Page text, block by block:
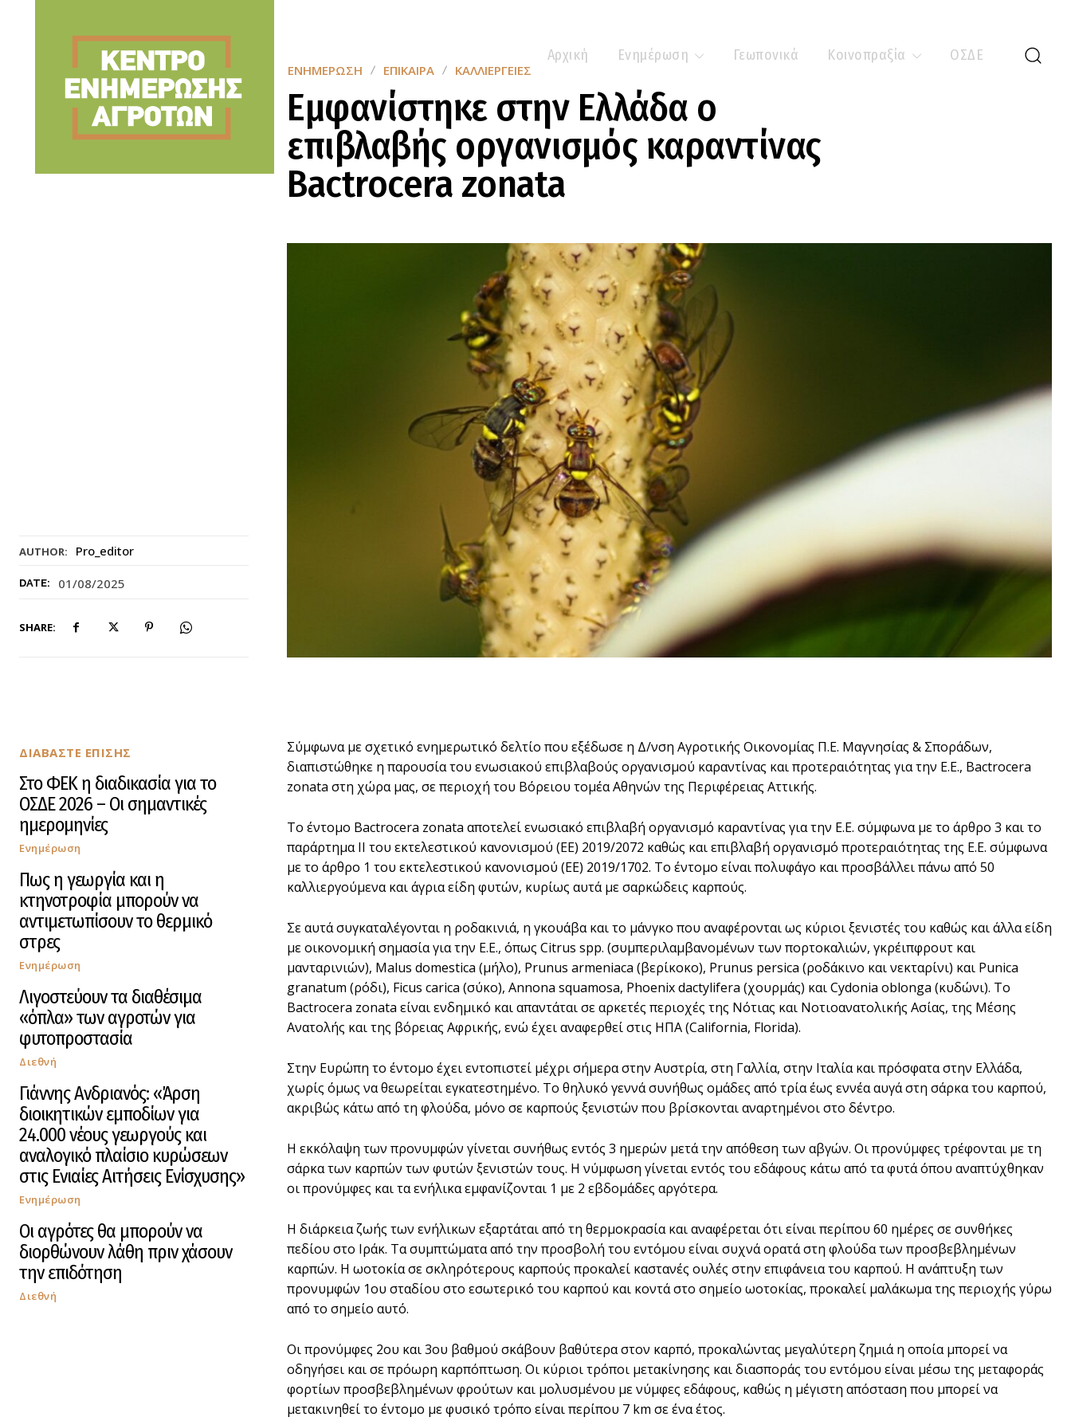
Αρχική Ενημέρωση Γεωπονικά Κοινοπραξία ΟΣΔΕ
AUTHOR: Pro_editor
DATE: 01/08/2025
SHARE:
ΕΝΗΜΈΡΩΣΗ ΕΠΊΚΑΙΡΑ ΚΑΛΛΙΈΡΓΕΙΕΣ
Εμφανίστηκε στην Ελλάδα ο
επιβλαβής οργανισμός καραντίνας
Bactrocera zonata
ΔΙΑΒΑΣΤΕ ΕΠΙΣΗΣ
Στο ΦΕΚ η διαδικασία για το
ΟΣΔΕ 2026 – Οι σημαντικές
ημερομηνίες
Ενημέρωση
Πως η γεωργία και η
κτηνοτροφία μπορούν να
αντιμετωπίσουν το θερμικό
στρες
Ενημέρωση
Λιγοστεύουν τα διαθέσιμα
«όπλα» των αγροτών για
φυτοπροστασία
Διεθνή
Γιάννης Ανδριανός: «Άρση
διοικητικών εμποδίων για
24.000 νέους γεωργούς και
αναλογικό πλαίσιο κυρώσεων
στις Ενιαίες Αιτήσεις Ενίσχυσης»
Ενημέρωση
Οι αγρότες θα μπορούν να
διορθώνουν λάθη πριν χάσουν
την επιδότηση
Διεθνή
Σύμφωνα με σχετικό ενημερωτικό δελτίο που εξέδωσε η Δ/νση Αγροτικής Οικονομίας Π.Ε. Μαγνησίας & Σποράδων,
διαπιστώθηκε η παρουσία του ενωσιακού επιβλαβούς οργανισμού καραντίνας και προτεραιότητας για την Ε.Ε., Bactrocera
zonata στη χώρα μας, σε περιοχή του Βόρειου τομέα Αθηνών της Περιφέρειας Αττικής.
Το έντομο Bactrocera zonata αποτελεί ενωσιακό επιβλαβή οργανισμό καραντίνας για την Ε.Ε. σύμφωνα με το άρθρο 3 και το
παράρτημα ΙΙ του εκτελεστικού κανονισμού (ΕΕ) 2019/2072 καθώς και επιβλαβή οργανισμό προτεραιότητας της Ε.Ε. σύμφωνα
με το άρθρο 1 του εκτελεστικού κανονισμού (ΕΕ) 2019/1702. Το έντομο είναι πολυφάγο και προσβάλλει πάνω από 50
καλλιεργούμενα και άγρια είδη φυτών, κυρίως αυτά με σαρκώδεις καρπούς.
Σε αυτά συγκαταλέγονται η ροδακινιά, η γκουάβα και το μάνγκο που αναφέρονται ως κύριοι ξενιστές του καθώς και άλλα είδη
με οικονομική σημασία για την Ε.Ε., όπως Citrus spp. (συμπεριλαμβανομένων των πορτοκαλιών, γκρέιπφρουτ και
μανταρινιών), Malus domestica (μήλο), Prunus armeniaca (βερίκοκο), Prunus persica (ροδάκινο και νεκταρίνι) και Punica
granatum (ρόδι), Ficus carica (σύκο), Annona squamosa, Phoenix dactylifera (χουρμάς) και Cydonia oblonga (κυδώνι). Το
Bactrocera zonata είναι ενδημικό και απαντάται σε αρκετές περιοχές της Νότιας και Νοτιοανατολικής Ασίας, της Μέσης
Ανατολής και της βόρειας Αφρικής, ενώ έχει αναφερθεί στις ΗΠΑ (California, Florida).
Στην Ευρώπη το έντομο έχει εντοπιστεί μέχρι σήμερα στην Αυστρία, στη Γαλλία, στην Ιταλία και πρόσφατα στην Ελλάδα,
χωρίς όμως να θεωρείται εγκατεστημένο. Το θηλυκό γεννά συνήθως ομάδες από τρία έως εννέα αυγά στη σάρκα του καρπού,
ακριβώς κάτω από τη φλούδα, μόνο σε καρπούς ξενιστών που βρίσκονται αναρτημένοι στο δέντρο.
Η εκκόλαψη των προνυμφών γίνεται συνήθως εντός 3 ημερών μετά την απόθεση των αβγών. Οι προνύμφες τρέφονται με τη
σάρκα των καρπών των φυτών ξενιστών τους. Η νύμφωση γίνεται εντός του εδάφους κάτω από τα φυτά όπου αναπτύχθηκαν
οι προνύμφες και τα ενήλικα εμφανίζονται 1 με 2 εβδομάδες αργότερα.
Η διάρκεια ζωής των ενήλικων εξαρτάται από τη θερμοκρασία και αναφέρεται ότι είναι περίπου 60 ημέρες σε συνθήκες
πεδίου στο Ιράκ. Τα συμπτώματα από την προσβολή του εντόμου είναι συχνά ορατά στη φλούδα των προσβεβλημένων
καρπών. Η ωοτοκία σε σκληρότερους καρπούς προκαλεί καστανές ουλές στην επιφάνεια του καρπού. Η ανάπτυξη των
προνυμφών 1ου σταδίου στο εσωτερικό του καρπού και κοντά στο σημείο ωοτοκίας, προκαλεί μαλάκωμα της περιοχής γύρω
από το σημείο αυτό.
Οι προνύμφες 2ου και 3ου βαθμού σκάβουν βαθύτερα στον καρπό, προκαλώντας μεγαλύτερη ζημιά η οποία μπορεί να
οδηγήσει και σε πρόωρη καρπόπτωση. Οι κύριοι τρόποι μετακίνησης και διασποράς του εντόμου είναι μέσω της μεταφοράς
φορτίων προσβεβλημένων φρούτων και μολυσμένου με νύμφες εδάφους, καθώς η μέγιστη απόσταση που μπορεί να
μετακινηθεί το έντομο με φυσικό τρόπο είναι περίπου 7 km σε ένα έτος.